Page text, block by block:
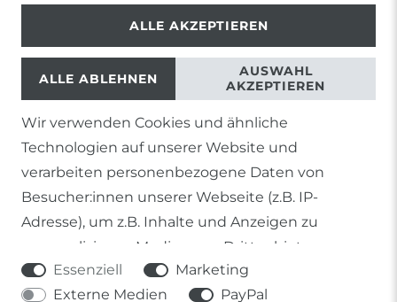
© Copyright 2026 | Alle Rechte vorbehalten.
1) Gilt nicht für Sendungen mit Futterinsekten,
Lebendpflanzen, Frostfutter oder lebende Tiere, sowie
Lieferungen per Spedition
2) gilt für sofort lieferbare Artikel und Produkte die keine
gesonderte Versandregelung besitzen.
Prozentangaben von Sonderangeboten auf die Ersparnis
gegenüber der UVP des Herstellers.
Wir verwenden Cookies und ähnliche
Technologien auf unserer Website und
verarbeiten personenbezogene Daten von
Besucher:innen unserer Webseite (z.B. IP-
Adresse), um z.B. Inhalte und Anzeigen zu
personalisieren, Medien von Drittanbietern
einzubinden oder Zugriffe auf unsere Website zu
analysieren. Die Datenverarbeitung erfolgt erst
Essenziell
Marketing
Externe Medien
PayPal
ALLE AKZEPTIEREN
ALLE ABLEHNEN
AUSWAHL
AKZEPTIEREN